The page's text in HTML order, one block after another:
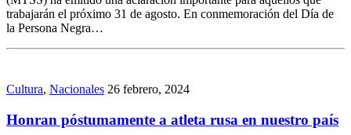
trabajarán el próximo 31 de agosto. En conmemoración del Día de
la Persona Negra…
Cultura, Nacionales 26 febrero, 2024
Honran póstumamente a atleta rusa en nuestro país